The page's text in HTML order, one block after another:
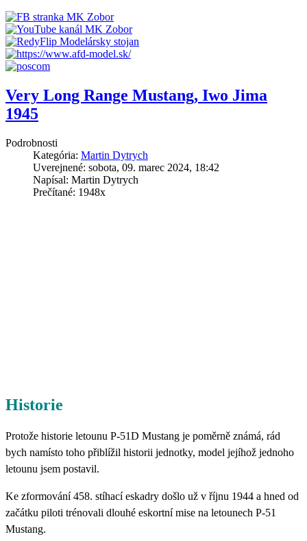
Very Long Range Mustang, Iwo Jima
1945
Podrobnosti
Kategória: Martin Dytrych
Uverejnené: sobota, 09. marec 2024, 18:42
Napísal: Martin Dytrych
Prečítané: 1948x
Historie
Protože historie letounu P-51D Mustang je poměrně známá, rád
bych namísto toho přiblížil historii jednotky, model jejíhož jednoho
letounu jsem postavil.
Ke zformování 458. stíhací eskadry došlo už v říjnu 1944 a hned od
začátku piloti trénovali dlouhé eskortní mise na letounech P-51
Mustang.